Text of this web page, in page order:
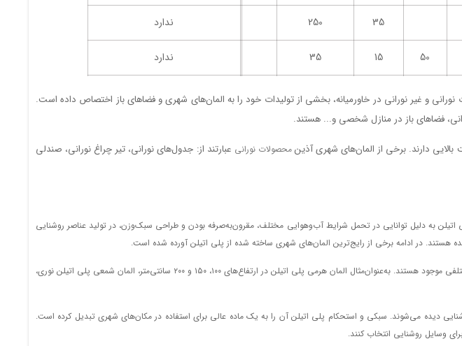
35
250 ندارد
50
15
35 ندارد
25
45
15
45
15 35 و 25 ندارد
46
172 ندارد
48
نورانی و غیر نورانی در خاورمیانه، بخشی از تولیدات خود را به المان‌های شهری و فضاهای باز اختصاص داده است.
فضاهای باز در منازل شخصی و... هستند.
بالایی دارند. برخی از المان‌های شهری آذینمحصولات نورانی عبارتند از: جدول‌های نورانی، تیر چراغ نورانی، صندلی‌
به دلیل توانایی در تحمل شرایط آب‌و‌هوایی مختلف، مقرون‌به‌صرفه بودن و طراحی سبک‌وزن، در تولید عناصر روشنایی
هستند. در ادامه برخی از رایج‌ترین المان‌های شهری ساخته شده از پلی اتیلن آورده شده است.
برند آذین، در ساخت المان‌های شهری پلی اتیلن یکی از شرکت‌های پیشرو است. المان‌های این مجتمع در انواع و اندازه‌های مختلفی موجود هستند. به‌عنوان‌مثال المان هرمی پلی اتیلن در ارتفاع‌های ۱۰۰، ۱۵۰ و ۲۰۰ سانتی‌متر، المان شمعی پلی اتیلن نوری،
دیده می‌شوند. سبکی و استحکام پلی اتیلن آن را به یک ماده عالی برای استفاده در مکان‌های شهری تبدیل کرده است.
وسایل روشنایی انتخاب کنند.